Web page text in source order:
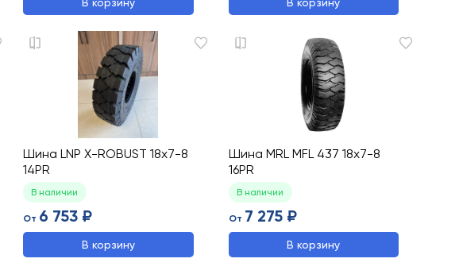
Шина LNP X-ROBUST 18x7-8
14PR
В наличии
От 6 753 ₽
В корзину
Шина MRL MFL 437 18x7-8
16PR
В наличии
От 7 275 ₽
В корзину